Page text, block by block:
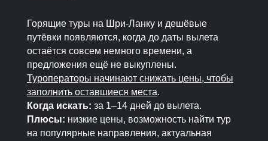
Горящие туры на Шри-Ланку и дешёвые
путёвки появляются, когда до даты вылета
остаётся совсем немного времени, а
предложения ещё не выкуплены.
Туроператоры начинают снижать цены, чтобы
заполнить оставшиеся места.
Когда искать: за 1–14 дней до вылета.
Плюсы: низкие цены, возможность найти тур
на популярные направления, актуальная